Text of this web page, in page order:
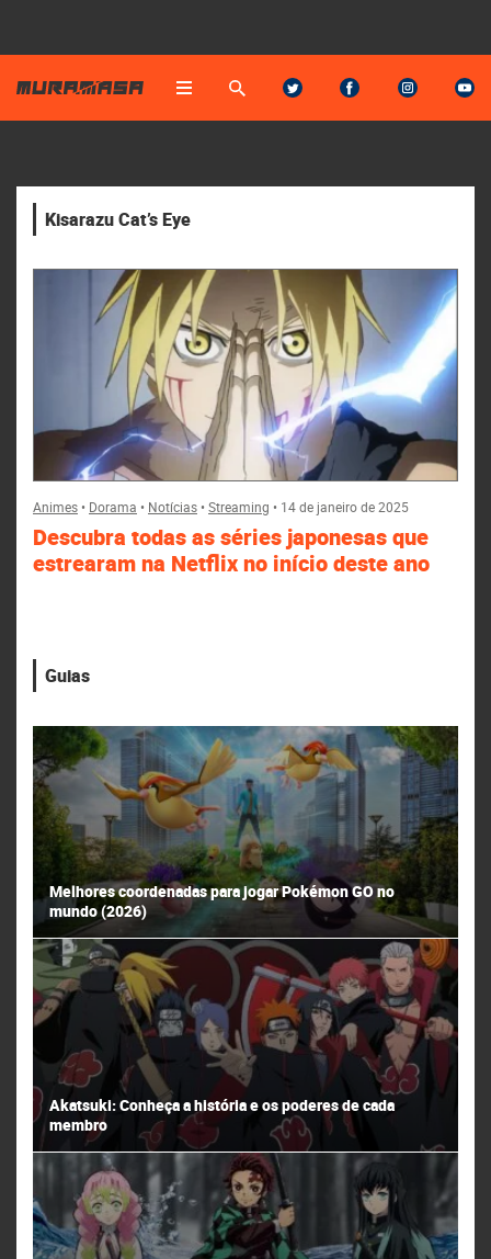
Kisarazu Cat’s Eye
Animes• Dorama • Notícias•Streaming • 14 de janeiro de 2025
Descubra todas as séries japonesas que
estrearam na Netflix no início deste ano
Guias
Melhores coordenadas para jogar Pokémon GO no
mundo (2026)
Akatsuki: Conheça a história e os poderes de cada
membro